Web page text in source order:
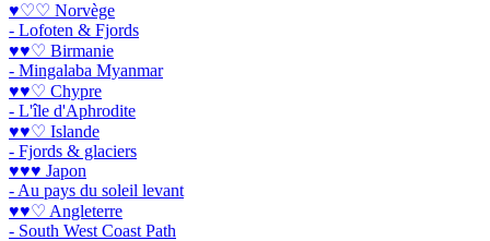
♥♡♡ Norvège
- Lofoten & Fjords
♥♥♡ Birmanie
- Mingalaba Myanmar
♥♥♡ Chypre
- L'île d'Aphrodite
♥♥♡ Islande
- Fjords & glaciers
♥♥♥ Japon
- Au pays du soleil levant
♥♥♡ Angleterre
- South West Coast Path